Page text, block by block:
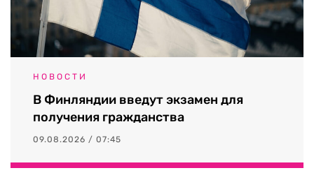
НОВОСТИ
В Финляндии введут экзамен для
получения гражданства
09.08.2026 / 07:45